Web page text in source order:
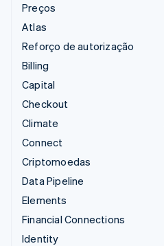
Preços
Atlas
Reforço de autorização
Billing
Capital
Checkout
Climate
Connect
Criptomoedas
Data Pipeline
Elements
Financial Connections
Identity